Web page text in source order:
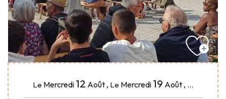
Le Mercredi 12 Août , Le Mercredi 19 Août , ...